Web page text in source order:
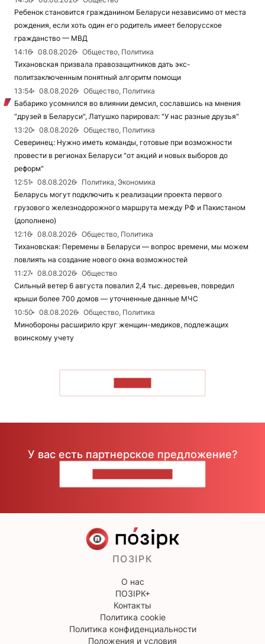
Ребенок становится гражданином Беларуси независимо от места
рождения, если хоть один его родитель имеет белорусское
гражданство — МВД
14:16
08.08.2026
Общество, Политика
Тихановская призвала правозащитников дать экс-
политзаключенным понятный алгоритм помощи
13:54
08.08.2026
Общество, Политика
Бабарико усомнился во влиянии демсил, сославшись на мнения
"друзей в Беларуси", Латушко парировал: "У нас разные друзья"
13:20
08.08.2026
Общество, Политика
Северинец: Нужно иметь команды, готовые при возможности
провести в регионах Беларуси "от акций и новых выборов до
реформ"
12:51
08.08.2026
Политика, Экономика
Беларусь могут подключить к реализации проекта первого
грузового железнодорожного маршрута между РФ и Пакистаном
(дополнено)
12:16
08.08.2026
Общество, Политика
Тихановская: Перемены в Беларуси — вопрос времени, мы можем
повлиять на создание нового окна возможностей
11:27
08.08.2026
Общество
Сильный ветер 6 августа повалил 2,4 тыс. деревьев, повредил
крыши более 700 домов — уточненные данные МЧС
10:50
08.08.2026
Общество, Политика
Минобороны расширило круг женщин-медиков, подлежащих
воинскому учету
У вас есть партнерское предложение?
ПОЗІРК
О нас
ПОЗІРК+
Контакты
Политика cookie
Политика конфиденциальности
Положения и условия